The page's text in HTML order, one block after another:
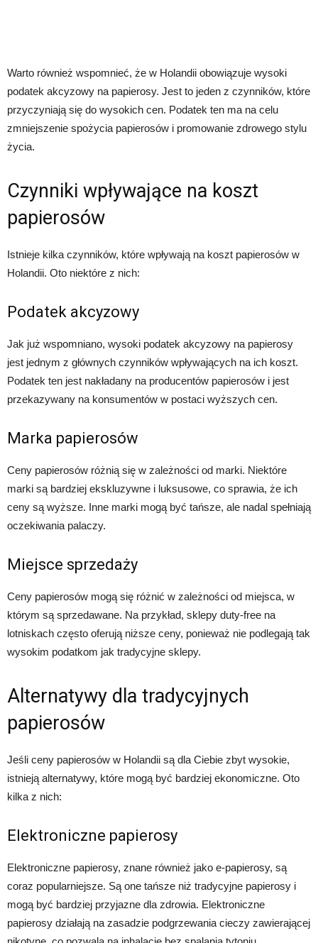
Warto również wspomnieć, że w Holandii obowiązuje wysoki
podatek akcyzowy na papierosy. Jest to jeden z czynników, które
przyczyniają się do wysokich cen. Podatek ten ma na celu
zmniejszenie spożycia papierosów i promowanie zdrowego stylu
życia.
Czynniki wpływające na koszt
papierosów
Istnieje kilka czynników, które wpływają na koszt papierosów w
Holandii. Oto niektóre z nich:
Podatek akcyzowy
Jak już wspomniano, wysoki podatek akcyzowy na papierosy
jest jednym z głównych czynników wpływających na ich koszt.
Podatek ten jest nakładany na producentów papierosów i jest
przekazywany na konsumentów w postaci wyższych cen.
Marka papierosów
Ceny papierosów różnią się w zależności od marki. Niektóre
marki są bardziej ekskluzywne i luksusowe, co sprawia, że ich
ceny są wyższe. Inne marki mogą być tańsze, ale nadal spełniają
oczekiwania palaczy.
Miejsce sprzedaży
Ceny papierosów mogą się różnić w zależności od miejsca, w
którym są sprzedawane. Na przykład, sklepy duty-free na
lotniskach często oferują niższe ceny, ponieważ nie podlegają tak
wysokim podatkom jak tradycyjne sklepy.
Alternatywy dla tradycyjnych
papierosów
Jeśli ceny papierosów w Holandii są dla Ciebie zbyt wysokie,
istnieją alternatywy, które mogą być bardziej ekonomiczne. Oto
kilka z nich:
Elektroniczne papierosy
Elektroniczne papierosy, znane również jako e-papierosy, są
coraz popularniejsze. Są one tańsze niż tradycyjne papierosy i
mogą być bardziej przyjazne dla zdrowia. Elektroniczne
papierosy działają na zasadzie podgrzewania cieczy zawierającej